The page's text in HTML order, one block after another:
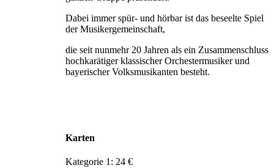
Dabei immer spür- und hörbar ist das beseelte Spiel
der Musikergemeinschaft,
die seit nunmehr 20 Jahren als ein Zusammenschluss
hochkarätiger klassischer Orchester­musiker und
bayerischer Volksmusikanten besteht.
Karten
Kategorie 1: 24 €